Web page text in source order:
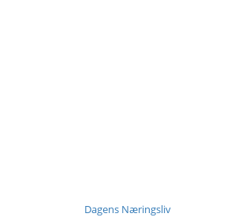
Dagens Næringsliv